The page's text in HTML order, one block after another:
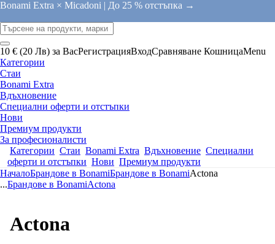
Bonami Extra × Micadoni | До 25 % отстъпка →
10 € (20 Лв) за ВасРегистрацияВходСравняване КошницаMenu
Категории
Стаи
Bonami Extra
Вдъхновение
Специални оферти и отстъпки
Нови
Премиум продукти
За професионалисти
Категории Стаи Bonami Extra Вдъхновение Специални
оферти и отстъпки Нови Премиум продукти
НачалоБрандове в BonamiБрандове в BonamiActona
...Брандове в BonamiActona
Actona